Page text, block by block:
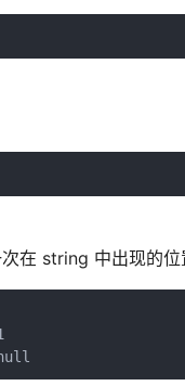
在 string 中出现的位